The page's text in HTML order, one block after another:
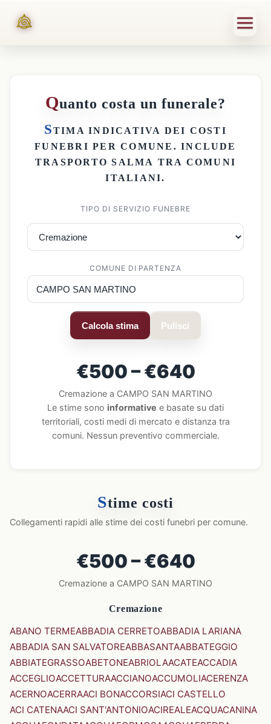
Quanto costa un funerale?
STIMA INDICATIVA DEI COSTI
FUNEBRI PER COMUNE . INCLUDE
TRASPORTO SALMA TRA COMUNI
ITALIANI.
TIPO DI SERVIZIO FUNEBRE
COMUNE DI PARTENZA
Calcola stima Pulisci
€500 – €640
Cremazione a CAMPO SAN MARTINO
Le stime sono informative e basate su dati
territoriali, costi medi di mercato e distanza tra
comuni. Nessun preventivo commerciale.
Stime costi
Collegamenti rapidi alle stime dei costi funebri per comune.
€500 – €640
Cremazione a CAMPO SAN MARTINO
Cremazione
ABANO TERMEABBADIA CERRETOABBADIA LARIANA
ABBADIA SAN SALVATOREABBASANTAABBATEGGIO
ABBIATEGRASSOABETONEABRIOLAACATEACCADIA
ACCEGLIOACCETTURAACCIANOACCUMOLIACERENZA
ACERNOACERRAACI BONACCORSIACI CASTELLO
ACI CATENAACI SANT'ANTONIOACIREALEACQUACANINA